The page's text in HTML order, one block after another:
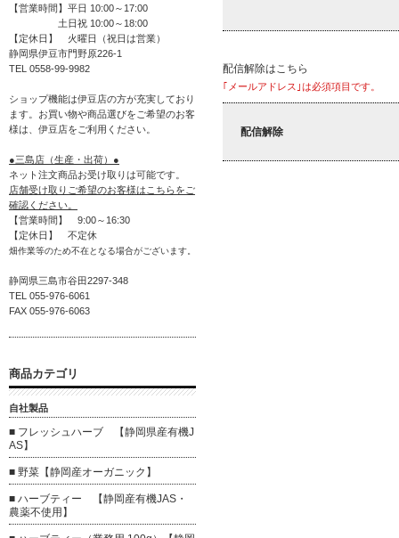
配信解除はこちら
｢メールアドレス｣は必須項目です。
配信解除
【営業時間】平日 10:00～17:00
土日祝 10:00～18:00
【定休日】 火曜日（祝日は営業）
静岡県伊豆市門野原226-1
TEL 0558-99-9982
ショップ機能は伊豆店の方が充実しており
ます。お買い物や商品選びをご希望のお客
様は、伊豆店をご利用ください。
●三島店（生産・出荷）●
ネット注文商品お受け取りは可能です。
店舗受け取りご希望のお客様はこちらをご
確認ください。
【営業時間】 9:00～16:30
【定休日】 不定休
畑作業等のため不在となる場合がございます。
静岡県三島市谷田2297-348
TEL 055-976-6061
FAX 055-976-6063
商品カテゴリ
自社製品
■ フレッシュハーブ 【静岡県産有機J
AS】
■ 野菜【静岡産オーガニック】
■ ハーブティー 【静岡産有機JAS・
農薬不使用】